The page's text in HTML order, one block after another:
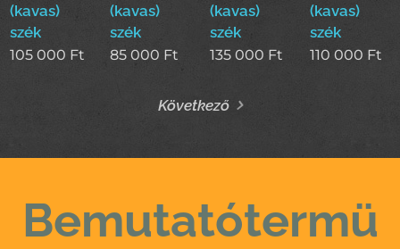
(kavas)
szék
105 000 Ft
(kavas)
szék
85 000 Ft
(kavas)
szék
135 000 Ft
(kavas)
szék
110 000 Ft
Következő
Bemutatótermü